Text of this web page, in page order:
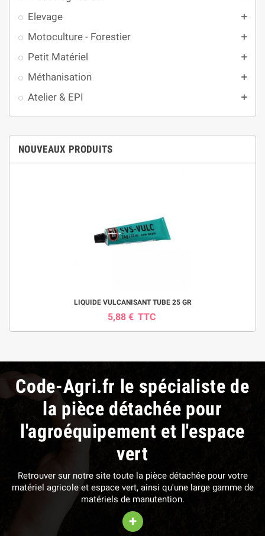
Elevage add
Motoculture - Forestier add
Petit Matériel add
Méthanisation add
Atelier & EPI add
NOUVEAUX PRODUITS
LIQUIDE VULCANISANT TUBE 25 GR
5,88 € TTC
Code-Agri.fr le spécialiste de
la pièce détachée pour
l'agroéquipement et l'espace
vert
Retrouver sur notre site toute la pièce détachée pour votre
matériel agricole et espace vert, ainsi qu'une large gamme de
matériels de manutention.
+